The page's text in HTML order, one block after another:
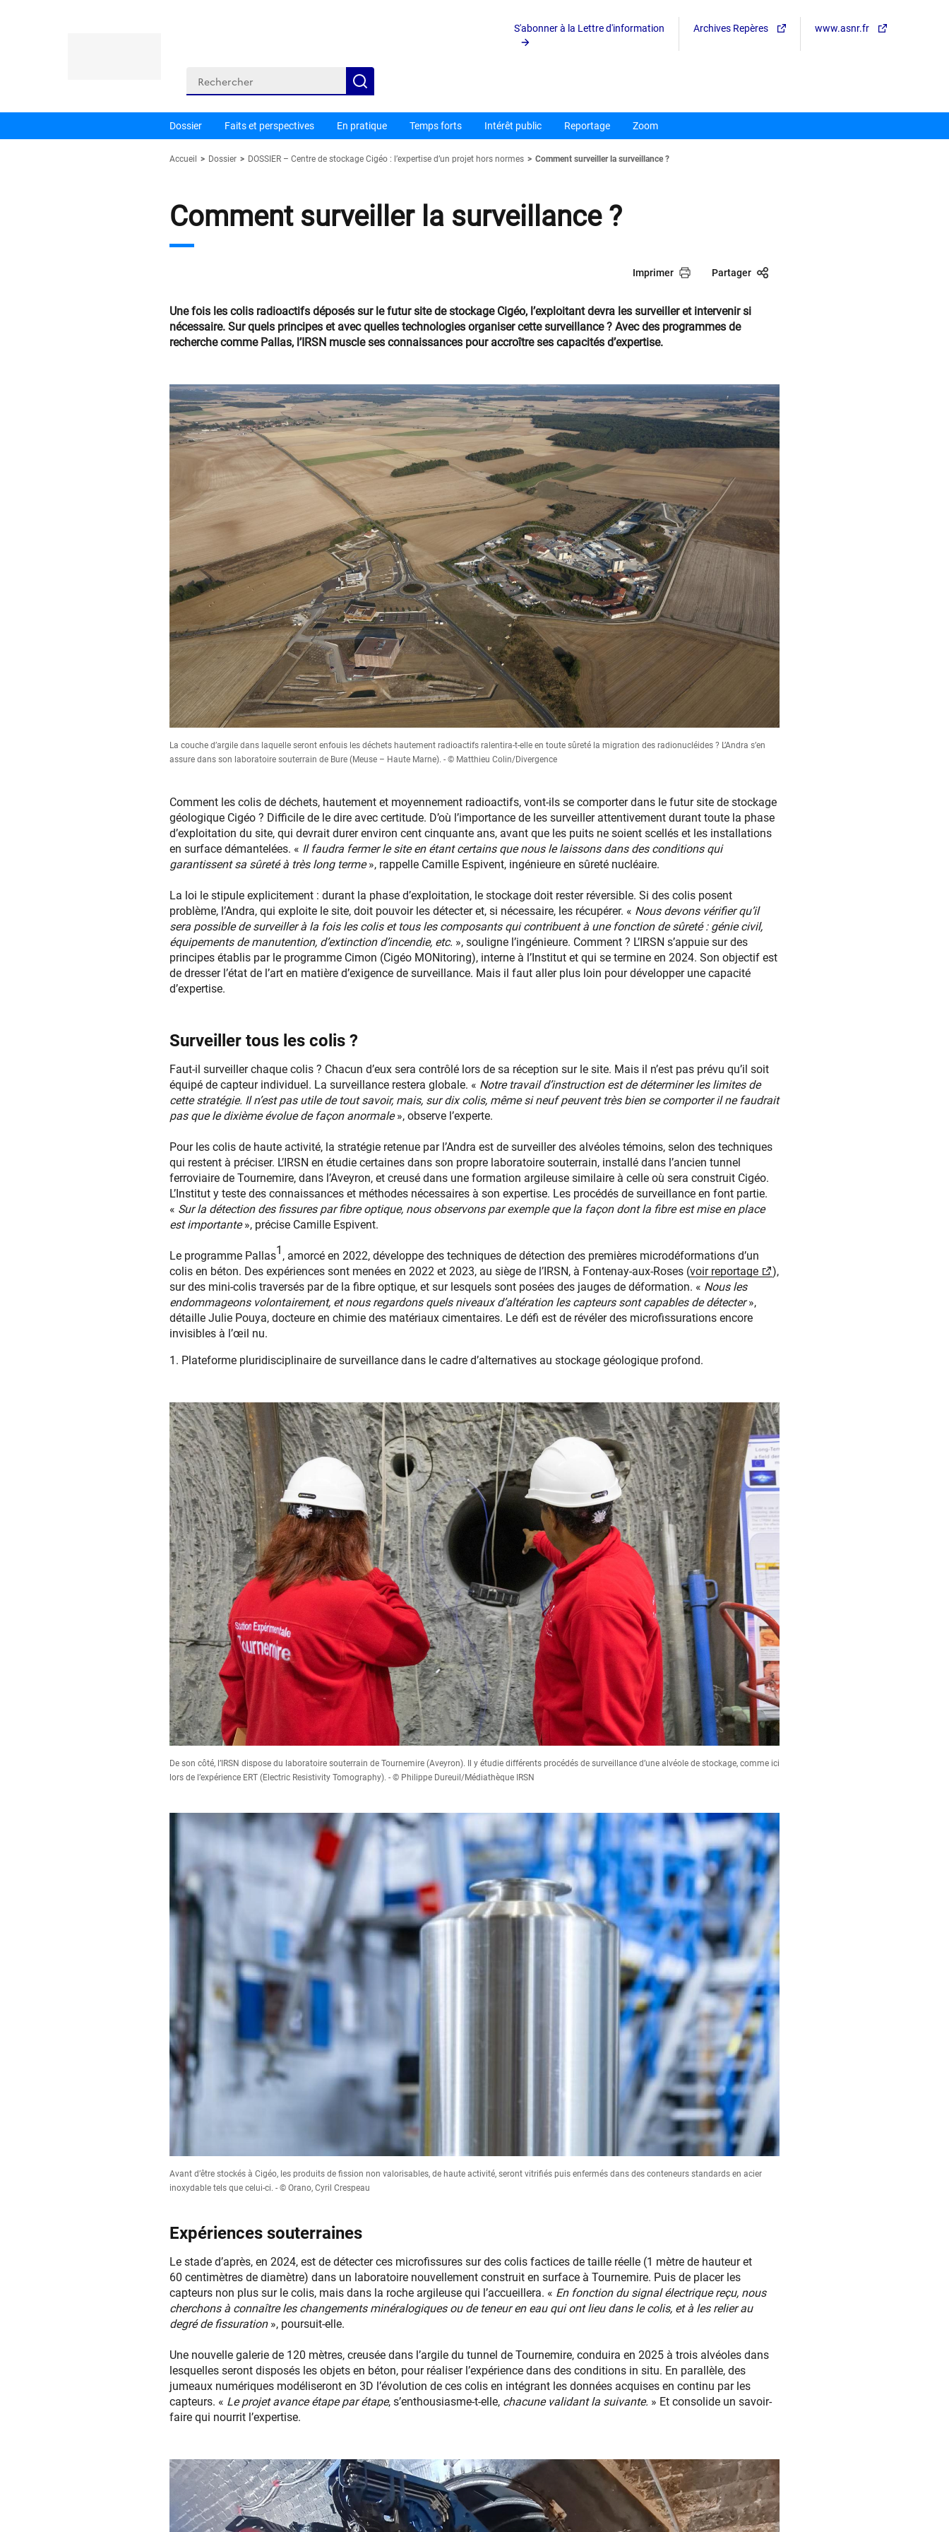
S'abonner à la Lettre d'information Archives Repères www.asnr.fr
Rechercher
Dossier Faits et perspectives En pratique Temps forts Intérêt public Reportage Zoom
Accueil Dossier DOSSIER – Centre de stockage Cigéo : l’expertise d’un projet hors normes Comment surveiller la surveillance ?
Comment surveiller la surveillance ?
Imprimer Partager
Une fois les colis radioactifs déposés sur le futur site de stockage Cigéo, l’exploitant devra les surveiller et intervenir si
nécessaire. Sur quels principes et avec quelles technologies organiser cette surveillance ? Avec des programmes de
recherche comme Pallas, l’IRSN muscle ses connaissances pour accroître ses capacités d’expertise.
La couche d’argile dans laquelle seront enfouis les déchets hautement radioactifs ralentira-t-elle en toute sûreté la migration des radionucléides ? L’Andra s’en
assure dans son laboratoire souterrain de Bure (Meuse – Haute Marne). - © Matthieu Colin/Divergence
Comment les colis de déchets, hautement et moyennement radioactifs, vont-ils se comporter dans le futur site de stockage
géologique Cigéo ? Difficile de le dire avec certitude. D’où l’importance de les surveiller attentivement durant toute la phase
d’exploitation du site, qui devrait durer environ cent cinquante ans, avant que les puits ne soient scellés et les installations
en surface démantelées. « Il faudra fermer le site en étant certains que nous le laissons dans des conditions qui
garantissent sa sûreté à très long terme», rappelle Camille Espivent, ingénieure en sûreté nucléaire.
La loi le stipule explicitement : durant la phase d’exploitation, le stockage doit rester réversible. Si des colis posent
problème, l’Andra, qui exploite le site, doit pouvoir les détecter et, si nécessaire, les récupérer. « Nous devons vérifier qu’il
sera possible de surveiller à la fois les colis et tous les composants qui contribuent à une fonction de sûreté : génie civil,
équipements de manutention, d’extinction d’incendie, etc. », souligne l’ingénieure. Comment ? L’IRSN s’appuie sur des
principes établis par le programme Cimon (Cigéo MONitoring), interne à l’Institut et qui se termine en 2024. Son objectif est
de dresser l’état de l’art en matière d’exigence de surveillance. Mais il faut aller plus loin pour développer une capacité
d’expertise.
Surveiller tous les colis ?
Faut-il surveiller chaque colis ? Chacun d’eux sera contrôlé lors de sa réception sur le site. Mais il n’est pas prévu qu’il soit
équipé de capteur individuel. La surveillance restera globale. « Notre travail d’instruction est de déterminer les limites de
cette stratégie. Il n’est pas utile de tout savoir, mais, sur dix colis, même si neuf peuvent très bien se comporter il ne faudrait
pas que le dixième évolue de façon anormale», observe l’experte.
Pour les colis de haute activité, la stratégie retenue par l’Andra est de surveiller des alvéoles témoins, selon des techniques
qui restent à préciser. L’IRSN en étudie certaines dans son propre laboratoire souterrain, installé dans l’ancien tunnel
ferroviaire de Tournemire, dans l’Aveyron, et creusé dans une formation argileuse similaire à celle où sera construit Cigéo.
L’Institut y teste des connaissances et méthodes nécessaires à son expertise. Les procédés de surveillance en font partie.
« Sur la détection des fissures par fibre optique, nous observons par exemple que la façon dont la fibre est mise en place
est importante», précise Camille Espivent.
Le programme Pallas1 , amorcé en 2022, développe des techniques de détection des premières microdéformations d’un
colis en béton. Des expériences sont menées en 2022 et 2023, au siège de l’IRSN, à Fontenay-aux-Roses (voir reportage
),
sur des mini-colis traversés par de la fibre optique, et sur lesquels sont posées des jauges de déformation. « Nous les
endommageons volontairement, et nous regardons quels niveaux d’altération les capteurs sont capables de détecter»,
détaille Julie Pouya, docteure en chimie des matériaux cimentaires. Le défi est de révéler des microfissurations encore
invisibles à l’œil nu.
1. Plateforme pluridisciplinaire de surveillance dans le cadre d’alternatives au stockage géologique profond.
De son côté, l’IRSN dispose du laboratoire souterrain de Tournemire (Aveyron). Il y étudie différents procédés de surveillance d’une alvéole de stockage, comme ici
lors de l’expérience ERT (Electric Resistivity Tomography). - © Philippe Dureuil/Médiathèque IRSN
Avant d’être stockés à Cigéo, les produits de fission non valorisables, de haute activité, seront vitrifiés puis enfermés dans des conteneurs standards en acier
inoxydable tels que celui-ci. - © Orano, Cyril Crespeau
Expériences souterraines
Le stade d’après, en 2024, est de détecter ces microfissures sur des colis factices de taille réelle (1 mètre de hauteur et
60 centimètres de diamètre) dans un laboratoire nouvellement construit en surface à Tournemire. Puis de placer les
capteurs non plus sur le colis, mais dans la roche argileuse qui l’accueillera. « En fonction du signal électrique reçu, nous
cherchons à connaître les changements minéralogiques ou de teneur en eau qui ont lieu dans le colis, et à les relier au
degré de fissuration », poursuit-elle.
Une nouvelle galerie de 120 mètres, creusée dans l’argile du tunnel de Tournemire, conduira en 2025 à trois alvéoles dans
lesquelles seront disposés les objets en béton, pour réaliser l’expérience dans des conditions in situ. En parallèle, des
jumeaux numériques modéliseront en 3D l’évolution de ces colis en intégrant les données acquises en continu par les
capteurs. « Le projet avance étape par étape, s’enthousiasme-t-elle, chacune validant la suivante. » Et consolide un savoir-
faire qui nourrit l’expertise.